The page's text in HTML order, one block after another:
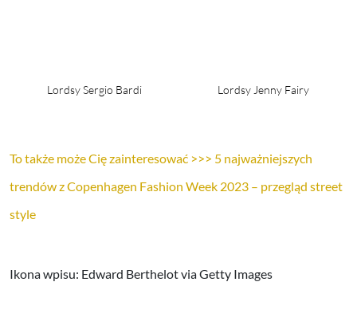
Lordsy Sergio Bardi Lordsy Jenny Fairy
To także może Cię zainteresować >>> 5 najważniejszych
trendów z Copenhagen Fashion Week 2023 – przegląd street
style
Ikona wpisu: Edward Berthelot via Getty Images